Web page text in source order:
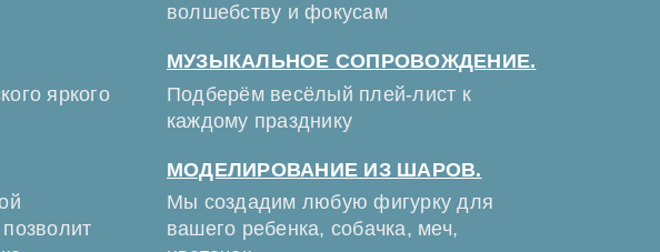
яркого
волшебству и фокусам
МУЗЫКАЛЬНОЕ СОПРОВОЖДЕНИЕ.
Подберём весёлый плей-лист к
каждому празднику
МОДЕЛИРОВАНИЕ ИЗ ШАРОВ.
Мы создадим любую фигурку для
вашего ребенка, собачка, меч,